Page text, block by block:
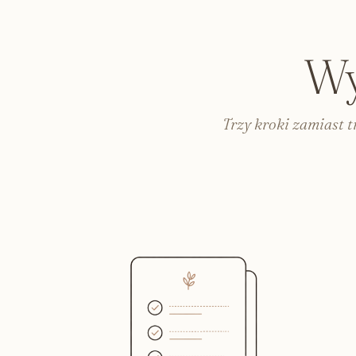
Trzy kroki zamiast